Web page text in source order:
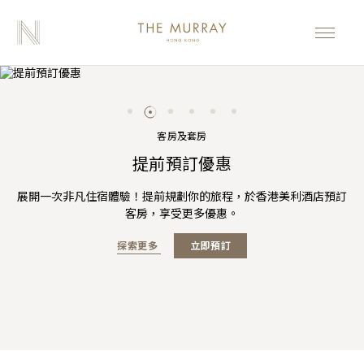
夏日臻享
官網預訂可享高達75折的含早餐房價及夏季主題菜單港幣118 元餐
飲消費額度。
探索更多 立即預訂
客房及套房
提前預訂優惠
展開一次非凡住宿體驗！提前規劃你的旅程，於香港美利酒店預訂
客房，享受更多優惠。
探索更多 立即預訂
美利月映月餅禮盒
月映」月餅禮盒。
立即預訂
POPINJAYS DOM PÉRIGNON 香檳吧
子醬及生鮮薈萃。細味頂級魚子醬昇華，佐以Dom Pérignon香檳
及特色雞尾酒，帶來意大利海岸的極致饗宴。
探索更多 立即預訂
GARDEN LOUNGE 「美利仲夏花園」下午
茶
香港美利酒店誠邀賓客親臨 Garden Lounge，在陽光斑斕的優雅
裝潢下，品嚐全新登場的「美利仲夏花園」下午茶，擁抱熱情洋溢
的夏日活力。
三倍「亞洲萬里通」里數
預訂尼依格羅酒店「夏日臻享」套餐即享三倍「亞洲萬里通」里數
及更多禮遇
探索更多 立即預訂